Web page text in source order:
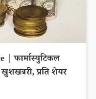
| फार्मास्युटिकल
प्रति शेयर